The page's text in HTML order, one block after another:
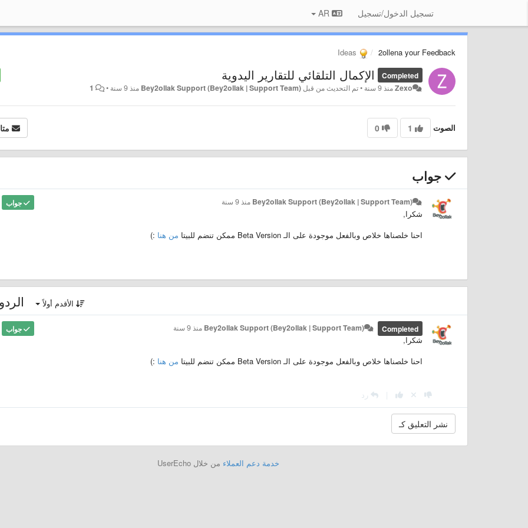
تسجيل الدخول/تسجيل
2ollena your Feedback
Completed الإكمال التلقائي للتقارير اليدوية
Zexoمنذ 9 سنة •تم التحديث من قبلBey2ollak Support (Bey2ollak | Support Team) منذ 9 سنة •
1
الصوت 1
0
جواب
جواب Bey2ollak Support (Bey2ollak | Support Team) منذ 9 سنة
شكرا,
احنا خلصناها خلاص وبالفعل موجودة على الـ Beta Version ممكن تنضم للبيتا
من هنا :)
الأقدم أولاً
جواب Completed
Bey2ollak Support (Bey2ollak | Support Team) منذ 9 سنة
شكرا,
احنا خلصناها خلاص وبالفعل موجودة على الـ Beta Version ممكن تنضم للبيتا
من هنا :)
رد
خدمة دعم العملاء من خلال UserEcho